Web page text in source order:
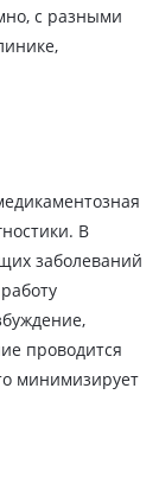
с разными
В
заболеваний
проводится
минимизирует